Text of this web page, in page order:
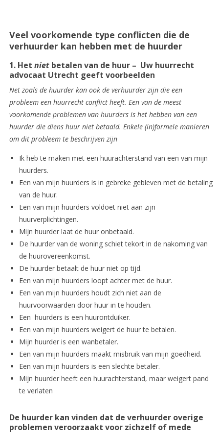
Veel voorkomende type conflicten die de
verhuurder kan hebben met de huurder
1. Het nietbetalen van de huur – Uw huurrecht
advocaat Utrecht geeft voorbeelden
Net zoals de huurder kan ook de verhuurder zijn die een
probleem een huurrecht conflict heeft. Een van de meest
voorkomende problemen van huurders is het hebben van een
huurder die diens huur niet betaald. Enkele (in)formele manieren
om dit probleem te beschrijven zijn
Ik heb te maken met een huurachterstand van een van mijn
huurders.
Een van mijn huurders is in gebreke gebleven met de betaling
van de huur.
Een van mijn huurders voldoet niet aan zijn
huurverplichtingen.
Mijn huurder laat de huur onbetaald.
De huurder van de woning schiet tekort in de nakoming van
de huurovereenkomst.
De huurder betaalt de huur niet op tijd.
Een van mijn huurders loopt achter met de huur.
Een van mijn huurders houdt zich niet aan de
huurvoorwaarden door huur in te houden.
Een huurders is een huurontduiker.
Een van mijn huurders weigert de huur te betalen.
Mijn huurder is een wanbetaler.
Een van mijn huurders maakt misbruik van mijn goedheid.
Een van mijn huurders is een slechte betaler.
Mijn huurder heeft een huurachterstand, maar weigert pand
te verlaten
De huurder kan vinden dat de verhuurder overige
problemen veroorzaakt voor zichzelf of mede